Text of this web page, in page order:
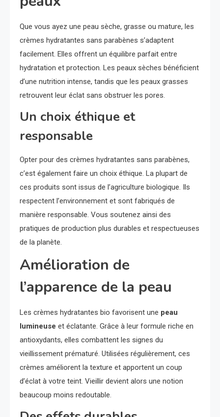
Que vous ayez une peau sèche, grasse ou mature, les
crèmes hydratantes sans parabènes s’adaptent
facilement. Elles offrent un équilibre parfait entre
hydratation et protection. Les peaux sèches bénéficient
d’une nutrition intense, tandis que les peaux grasses
retrouvent leur éclat sans obstruer les pores.
Un choix éthique et
responsable
Opter pour des crèmes hydratantes sans parabènes,
c’est également faire un choix éthique. La plupart de
ces produits sont issus de l’agriculture biologique. Ils
respectent l’environnement et sont fabriqués de
manière responsable. Vous soutenez ainsi des
pratiques de production plus durables et respectueuses
de la planète.
Amélioration de
l’apparence de la peau
Les crèmes hydratantes bio favorisent une peau
lumineuse et éclatante. Grâce à leur formule riche en
antioxydants, elles combattent les signes du
vieillissement prématuré. Utilisées régulièrement, ces
crèmes améliorent la texture et apportent un coup
d’éclat à votre teint. Vieillir devient alors une notion
beaucoup moins redoutable.